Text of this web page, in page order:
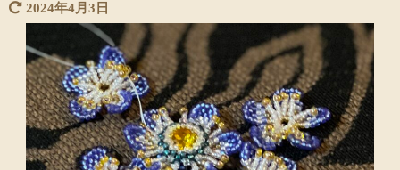
2024年4月3日